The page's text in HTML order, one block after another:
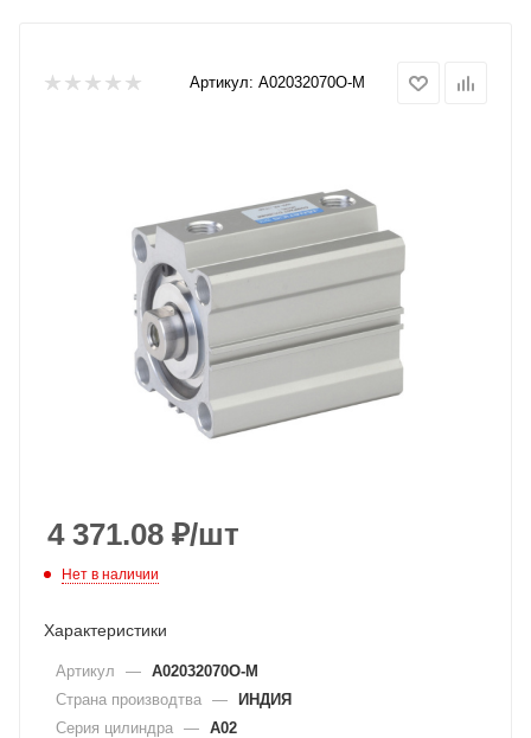
Артикул: A02032070O-M
4 371.08 ₽/шт
Нет в наличии
Характеристики
Артикул — A02032070O-M
Страна производтва — ИНДИЯ
Серия цилиндра — A02